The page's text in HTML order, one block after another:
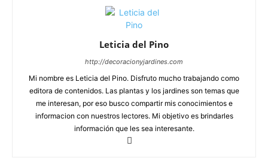
Leticia del Pino
http://decoracionyjardines.com
Mi nombre es Leticia del Pino. Disfruto mucho trabajando como
editora de contenidos. Las plantas y los jardines son temas que
me interesan, por eso busco compartir mis conocimientos e
informacion con nuestros lectores. Mi objetivo es brindarles
información que les sea interesante.